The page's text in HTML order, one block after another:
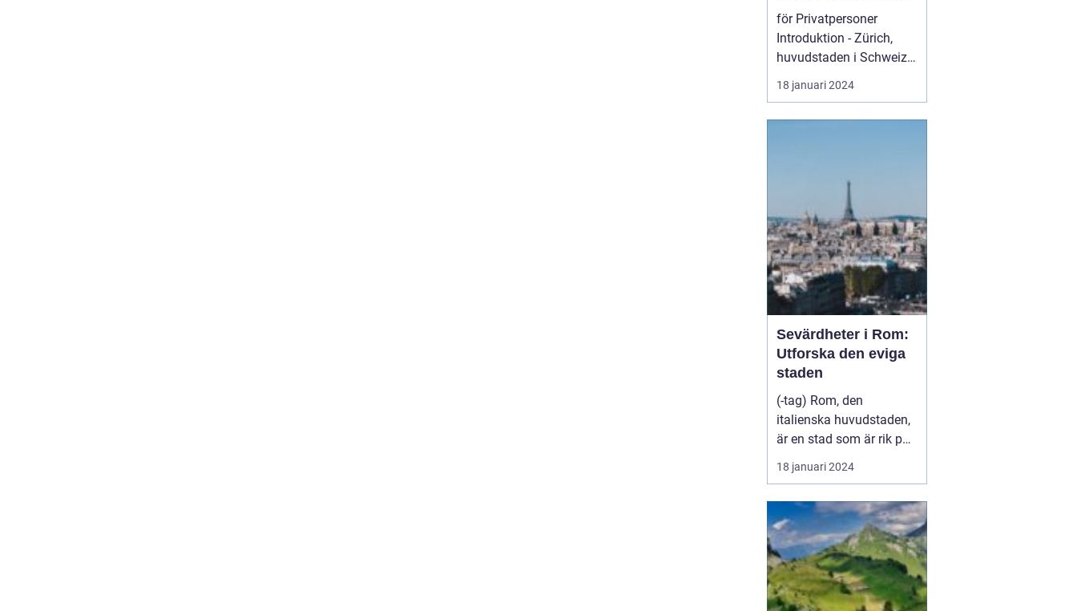
för Privatpersoner
Introduktion - Zürich,
huvudstaden i Schweiz,
är inte bara känt för s...
18 januari 2024
Sevärdheter i Rom:
Utforska den eviga
staden
(-tag) Rom, den
italienska huvudstaden,
är en stad som är rik på
historia, kultur och
vackra sevärdheter. Att
stappla genom tiden och
uppleva livet under det
antika romerska
imperiet. Från kolossala
ruiner till vackra
18 januari 2024